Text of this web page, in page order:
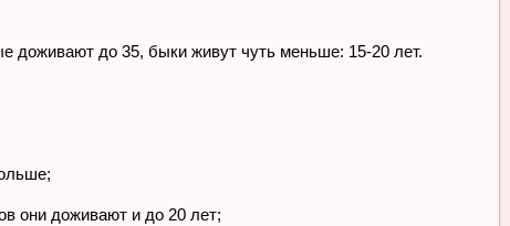
доживают до 35, быки живут чуть меньше: 15-20 лет.
они доживают и до 20 лет;